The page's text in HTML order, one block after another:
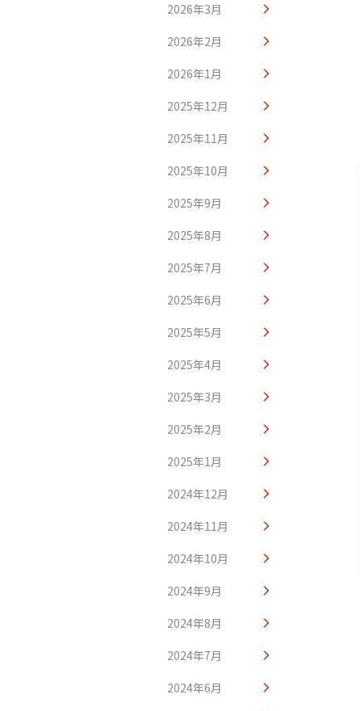
2026年3月
2026年2月
2026年1月
2025年12月
2025年11月
2025年10月
2025年9月
2025年8月
2025年7月
2025年6月
2025年5月
2025年4月
2025年3月
2025年2月
2025年1月
2024年12月
2024年11月
2024年10月
2024年9月
2024年8月
2024年7月
2024年6月